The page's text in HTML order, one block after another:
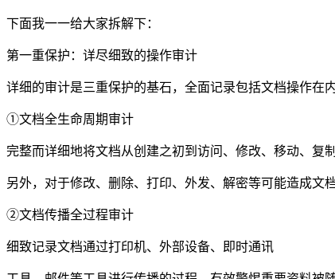
下面我一一给大家拆解下：
第一重保护：详尽细致的操作审计
详细的审计是三重保护的基石，全面记录包括文档操作在
①文档全生命周期审计
完整而详细地将文档从创建之初到访问、修改、移动、复
另外，对于修改、删除、打印、外发、解密等可能造成文
②文档传播全过程审计
细致记录文档通过打印机、外部设备、即时通讯